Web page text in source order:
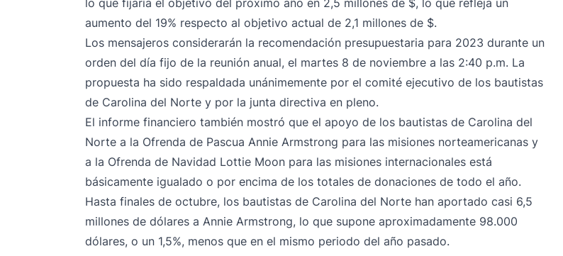
lo que fijaría el objetivo del próximo año en 2,5 millones de $, lo que refleja un
aumento del 19% respecto al objetivo actual de 2,1 millones de $.
Los mensajeros considerarán la recomendación presupuestaria para 2023 durante un
orden del día fijo de la reunión anual, el martes 8 de noviembre a las 2:40 p.m. La
propuesta ha sido respaldada unánimemente por el comité ejecutivo de los bautistas
de Carolina del Norte y por la junta directiva en pleno.
El informe financiero también mostró que el apoyo de los bautistas de Carolina del
Norte a la Ofrenda de Pascua Annie Armstrong para las misiones norteamericanas y
a la Ofrenda de Navidad Lottie Moon para las misiones internacionales está
básicamente igualado o por encima de los totales de donaciones de todo el año.
Hasta finales de octubre, los bautistas de Carolina del Norte han aportado casi 6,5
millones de dólares a Annie Armstrong, lo que supone aproximadamente 98.000
dólares, o un 1,5%, menos que en el mismo periodo del año pasado.